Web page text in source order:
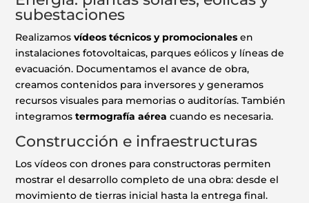
subestaciones
Realizamosvídeos técnicos y promocionales en
instalaciones fotovoltaicas, parques eólicos y líneas de
evacuación. Documentamos el avance de obra,
creamos contenidos para inversores y generamos
recursos visuales para memorias o auditorías. También
integramostermografía aérea cuando es necesaria.
Construcción e infraestructuras
Los vídeos con drones para constructoras permiten
mostrar el desarrollo completo de una obra: desde el
movimiento de tierras inicial hasta la entrega final.